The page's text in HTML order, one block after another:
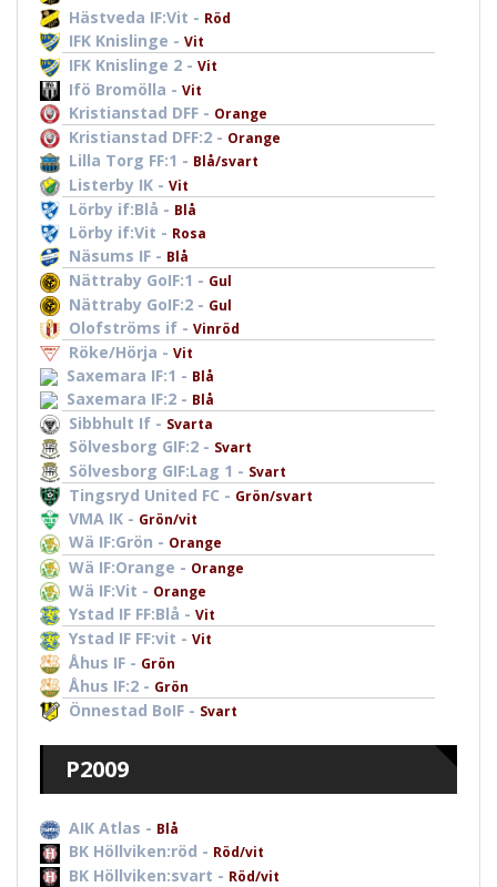
Hästveda IF:Vit - Röd
IFK Knislinge - Vit
IFK Knislinge 2 - Vit
Ifö Bromölla - Vit
Kristianstad DFF - Orange
Kristianstad DFF:2 - Orange
Lilla Torg FF:1 - Blå/svart
Listerby IK - Vit
Lörby if:Blå - Blå
Lörby if:Vit - Rosa
Näsums IF - Blå
Nättraby GoIF:1 - Gul
Nättraby GoIF:2 - Gul
Olofströms if - Vinröd
Röke/Hörja - Vit
Saxemara IF:1 - Blå
Saxemara IF:2 - Blå
Sibbhult If - Svarta
Sölvesborg GIF:2 - Svart
Sölvesborg GIF:Lag 1 - Svart
Tingsryd United FC - Grön/svart
VMA IK - Grön/vit
Wä IF:Grön - Orange
Wä IF:Orange - Orange
Wä IF:Vit - Orange
Ystad IF FF:Blå - Vit
Ystad IF FF:vit - Vit
Åhus IF - Grön
Åhus IF:2 - Grön
Önnestad BoIF - Svart
P2009
AIK Atlas - Blå
BK Höllviken:röd - Röd/vit
BK Höllviken:svart - Röd/vit